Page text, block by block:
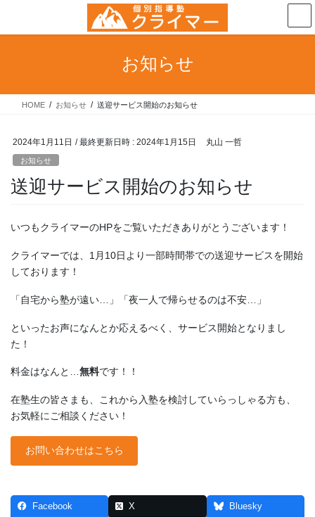
テ
ス
ゲ
ン
お知らせ
HOME お知らせ 送迎サービス開始のお知らせ
2024年1月11日 / 最終更新日時 : 2024年1月15日 丸山 一哲
お知らせ
送迎サービス開始のお知らせ
いつもクライマーのHPをご覧いただきありがとうございます！
クライマーでは、1月10日より一部時間帯での送迎サービスを開始
しております！
「自宅から塾が遠い…」「夜一人で帰らせるのは不安…」
といったお声になんとか応えるべく、サービス開始となりまし
た！
料金はなんと…無料です！！
在塾生の皆さまも、これから入塾を検討していらっしゃる方も、
お気軽にご相談ください！
お問い合わせはこちら
Facebook X Bluesky